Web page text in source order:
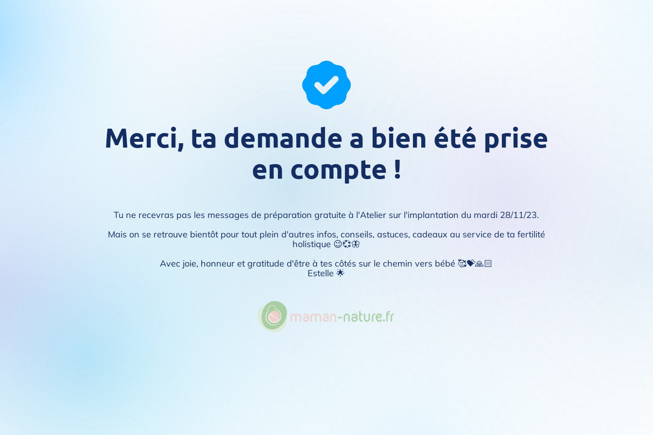
Merci, ta demande a bien été prise
en compte !
Tu ne recevras pas les messages de préparation gratuite à l'Atelier sur l'implantation du mardi 28/11/23.
Mais on se retrouve bientôt pour tout plein d'autres infos, conseils, astuces, cadeaux au service de ta fertilité
holistique 😉💞🦋
Avec joie, honneur et gratitude d'être à tes côtés sur le chemin vers bébé 🥰💝🙏🏻
Estelle 🌟